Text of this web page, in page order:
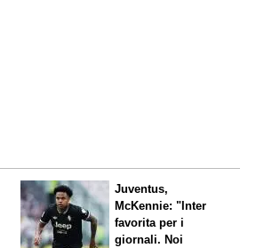
Juventus,
McKennie: "Inter
favorita per i
giornali. Noi